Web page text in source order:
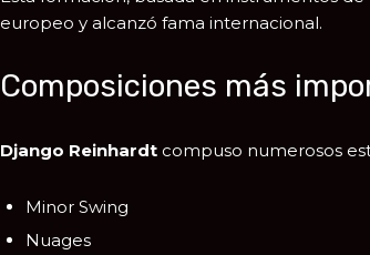
europeo y alcanzó fama internacional.
Composiciones más
Django Reinhardtcompuso numerosos
Minor Swing
Nuages